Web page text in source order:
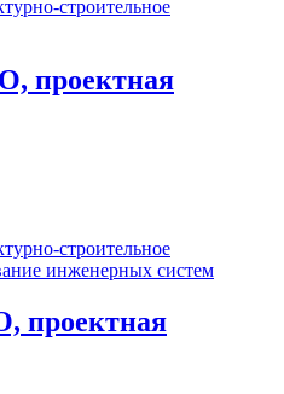
строительное
проектная
строительное
инженерных систем
проектная